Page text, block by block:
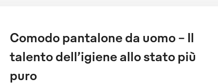
Comodo pantalone da uomo – Il
talento dell’igiene allo stato più
puro